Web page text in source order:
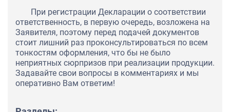
При регистрации Декларации о соответствии
ответственность, в первую очередь, возложена на
Заявителя, поэтому перед подачей документов
стоит лишний раз проконсультироваться по всем
тонкостям оформления, что бы не было
неприятных сюрпризов при реализации продукции.
Задавайте свои вопросы в комментариях и мы
оперативно Вам ответим!